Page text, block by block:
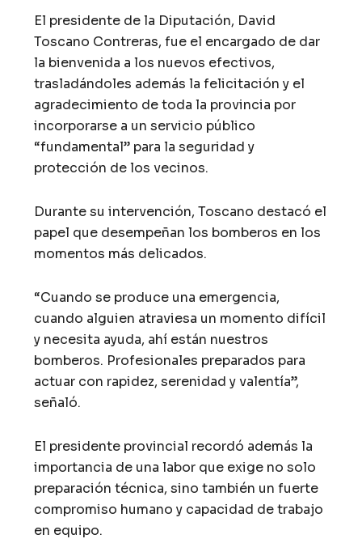
El presidente de la Diputación, David
Toscano Contreras, fue el encargado de dar
la bienvenida a los nuevos efectivos,
trasladándoles además la felicitación y el
agradecimiento de toda la provincia por
incorporarse a un servicio público
“fundamental” para la seguridad y
protección de los vecinos.
Durante su intervención, Toscano destacó el
papel que desempeñan los bomberos en los
momentos más delicados.
“Cuando se produce una emergencia,
cuando alguien atraviesa un momento difícil
y necesita ayuda, ahí están nuestros
bomberos. Profesionales preparados para
actuar con rapidez, serenidad y valentía”,
señaló.
El presidente provincial recordó además la
importancia de una labor que exige no solo
preparación técnica, sino también un fuerte
compromiso humano y capacidad de trabajo
en equipo.